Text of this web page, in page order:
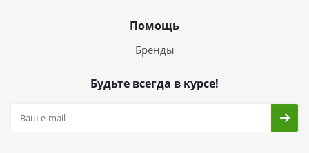
Помощь
Бренды
Будьте всегда в курсе!